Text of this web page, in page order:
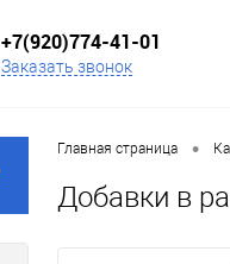
+7(920)774-41-01
Заказать звонок
Главная страница •
Добавки в